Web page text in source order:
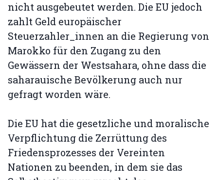
nicht ausgebeutet werden. Die EU jedoch
zahlt Geld europäischer
Steuerzahler_innen an die Regierung von
Marokko für den Zugang zu den
Gewässern der Westsahara, ohne dass die
saharauische Bevölkerung auch nur
gefragt worden wäre.
Die EU hat die gesetzliche und moralische
Verpflichtung die Zerrüttung des
Friedensprozesses der Vereinten
Nationen zu beenden, in dem sie das